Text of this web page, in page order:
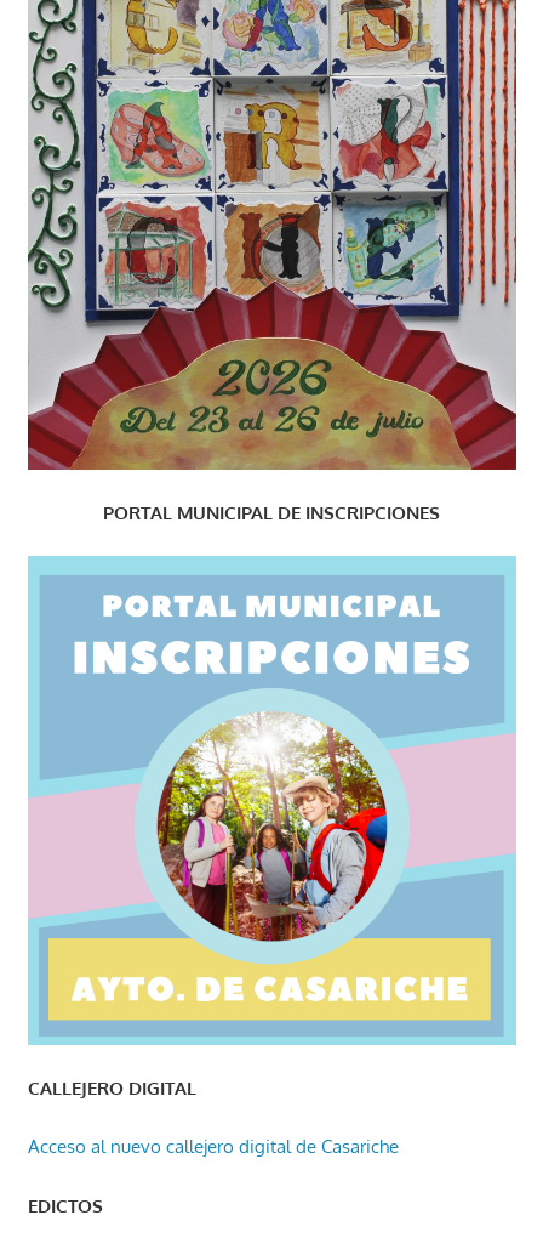
PORTAL MUNICIPAL DE INSCRIPCIONES
CALLEJERO DIGITAL
Acceso al nuevo callejero digital de Casariche
EDICTOS